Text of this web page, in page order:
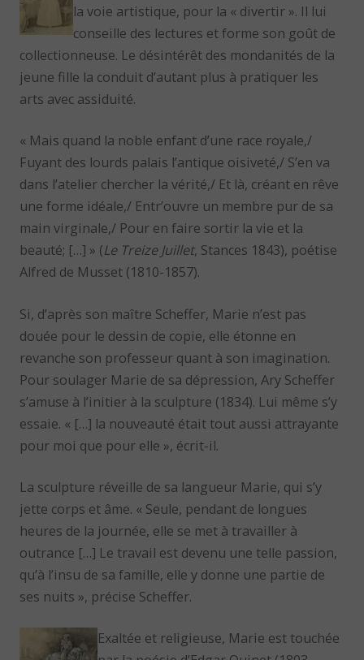
la voie artistique, pour la « divertir ». Il lui
conseille des lectures et forme son goût de
collectionneuse. Le désintérêt des mondanités de la
jeune fille la conduit d’autant plus à pratiquer les
arts avec assiduité.
« Mais quand la noble enfant d’une race royale,/
Fuyant des lourds palais l’antique oisiveté,/ S’en va
dans l’atelier chercher la vérité,/ Et là, créant en rêve
une forme idéale,/ Entr’ouvre un membre pur de sa
main virginale,/ Pour en faire sortir la vie et la
beauté; […] » (Le Treize Juillet, Stances 1843), poétise
Alfred de Musset (1810-1857).
Si, d’après son maître Scheffer, Marie n’est pas
douée pour le dessin de copie, elle étonne en
revanche son professeur quant à son imagination.
Pour soulager Marie de sa dépression, Ary Scheffer
s’amuse à l’initier à la sculpture (1834). Lui même s’y
essaie. « […] la nouveauté était tout aussi attrayante
pour moi que pour elle », écrit-il.
La sculpture réveille de sa langueur Marie, qui s’y
jette corps et âme. « Seule, pendant de longues
heures de la journée, elle se met à travailler à
outrance […] Le travail est devenu une telle passion,
qu’à l’insu de sa famille, elle y donne une partie de
ses nuits », précise Scheffer.
Exaltée et religieuse, Marie est touchée